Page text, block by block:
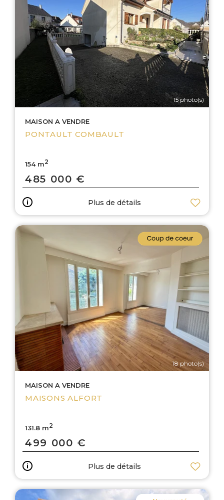
15 photo(s)
MAISON A VENDRE
PONTAULT COMBAULT
154 m2
485 000 €
Plus de détails
18 photo(s)
MAISON A VENDRE
MAISONS ALFORT
131.8 m2
499 000 €
Plus de détails